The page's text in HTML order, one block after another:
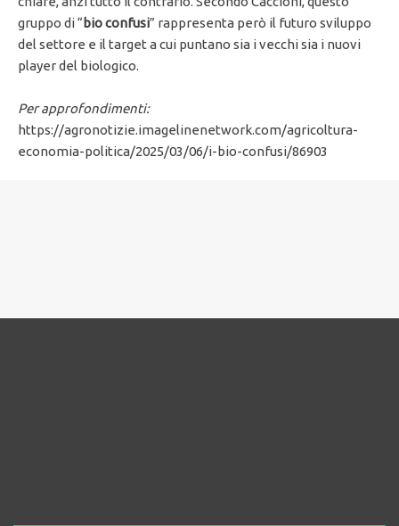
gruppo di “ bio confusi” rappresenta però il futuro sviluppo
del settore e il target a cui puntano sia i vecchi sia i nuovi
player del biologico.
Per approfondimenti:
https://agronotizie.imagelinenetwork.com/agricoltura-
economia-politica/2025/03/06/i-bio-confusi/86903